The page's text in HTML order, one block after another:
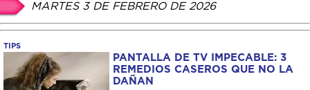
MARTES 3 DE FEBRERO DE 2026
TIPS
PANTALLA DE TV IMPECABLE: 3
REMEDIOS CASEROS QUE NO LA
DAÑAN